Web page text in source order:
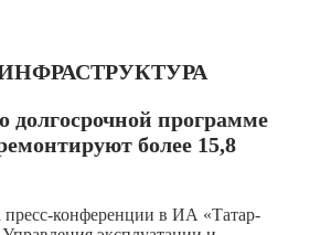
долгосрочной программе
более 15,8
конференции в ИА «Татар-